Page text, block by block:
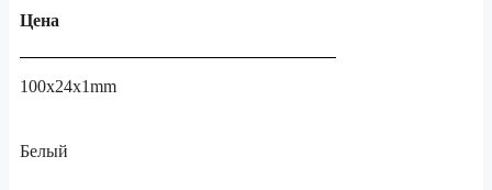
Цена
100x24x1mm
Белый